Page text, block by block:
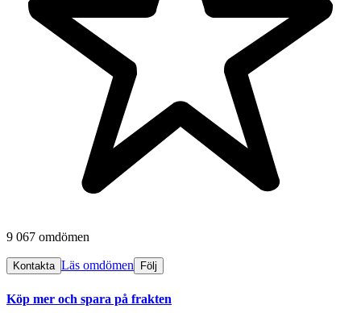
9 067 omdömen
Kontakta Läs omdömen Följ
Köp mer och spara på frakten